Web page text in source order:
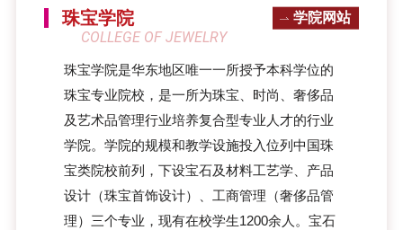
珠宝学院
COLLEGE OF JEWELRY
学院网站
珠宝学院是华东地区唯一一所授予本科学位的
珠宝专业院校，是一所为珠宝、时尚、奢侈品
及艺术品管理行业培养复合型专业人才的行业
学院。学院的规模和教学设施投入位列中国珠
宝类院校前列，下设宝石及材料工艺学、产品
设计（珠宝首饰设计）、工商管理（奢侈品管
理）三个专业，现有在校学生1200余人。宝石